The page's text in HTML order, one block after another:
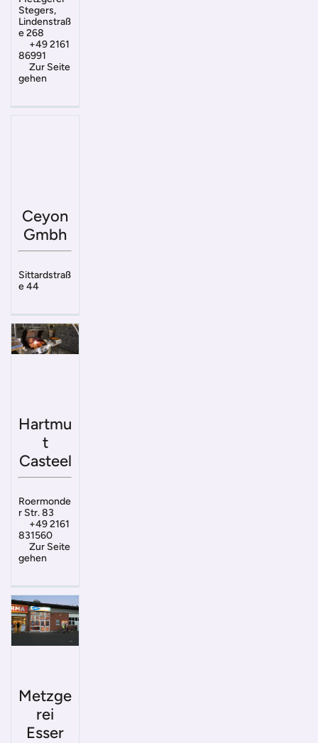
Stegers,
Lindenstraß
e 268
+49 2161
86991
Zur Seite
gehen
Ceyon
Gmbh
Sittardstraß
e 44
Hartmu
t
Casteel
Roermonde
r Str. 83
+49 2161
831560
Zur Seite
gehen
Metzge
rei
Esser